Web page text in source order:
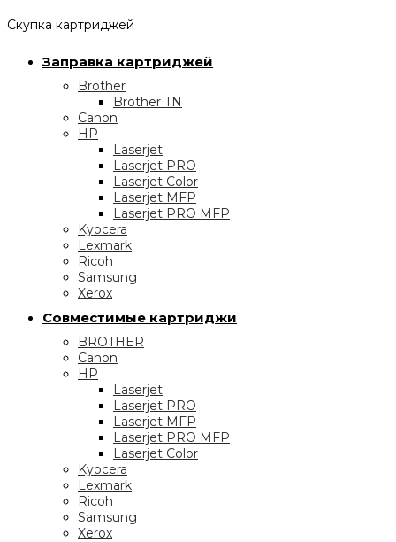
Скупка картриджей
Заправка картриджей
Brother
Brother TN
Canon
HP
Laserjet
Laserjet PRO
Laserjet Color
Laserjet MFP
Laserjet PRO MFP
Kyocera
Lexmark
Ricoh
Samsung
Xerox
Совместимые картриджи
BROTHER
Canon
HP
Laserjet
Laserjet PRO
Laserjet MFP
Laserjet PRO MFP
Laserjet Color
Kyocera
Lexmark
Ricoh
Samsung
Xerox